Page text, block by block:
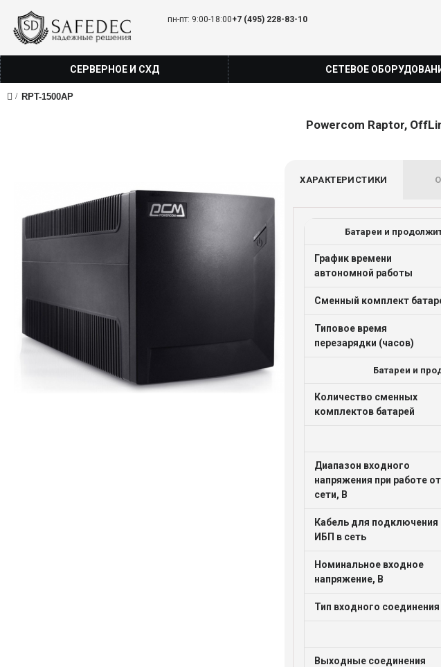
пн-пт: 9:00-18:00+7 (495) 228-83-10
СЕРВЕРНОЕ И СХД СЕТЕВОЕ
RPT-1500AP
Powercom Raptor,
ХАРАКТЕРИСТИКИ
Батареи и
График времени
автономной работы
Сменный комплект
Типовое время
перезарядки (часов)
Батареи и
Количество сменных
комплектов батарей
Диапазон входного
напряжения при работе от
сети, В
Кабель для подключения
ИБП в сеть
Номинальное входное
напряжение, В
Тип входного соединения
Выходные соединения